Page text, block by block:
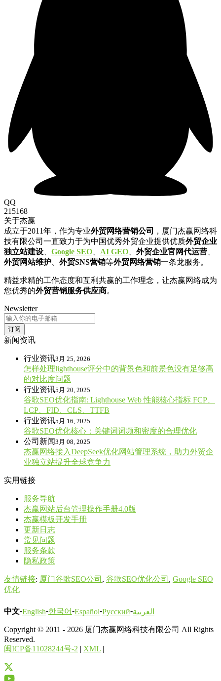
QQ
215168
关于杰赢
成立于2011年，作为专业外贸网络营销公司
，厦门杰赢网络科
技有限公司一直致力于为中国优秀外贸企业提供优质外贸企业
独立站建设
Google SEO AI GEO 外贸企业官网代运营
外贸网站维护
外贸SNS营销等外贸网络营销一条龙服务。
精益求精的工作态度和互利共赢的工作理念，让杰赢网络成为
您优秀的外贸营销服务供应商。
Newsletter
订阅
新闻资讯
行业资讯3月 25, 2026
怎样处理lighthouse评分中的背景色和前景色没有足够高
的对比度问题
行业资讯5月 20, 2025
谷歌SEO优化指南: Lighthouse Web 性能核心指标 FCP、
LCP、FID、CLS、TTFB
行业资讯5月 16, 2025
谷歌SEO优化核心：关键词词频和密度的合理优化
公司新闻3月 08, 2025
杰赢网络接入DeepSeek优化网站管理系统，助力外贸企
业独立站提升全球竞争力
实用链接
服务导航
杰赢网站后台管理操作手册4.0版
杰赢模板开发手册
更新日志
常见问题
服务条款
隐私政策
友情链接: 厦门谷歌SEO公司 , 谷歌SEO优化公司 , Google SEO
优化
中文-English-한국어-Español-Русский-العربية
Copyright © 2011 - 2026 厦门杰赢网络科技有限公司 All Rights
Reserved.
闽ICP备11028244号-2 | XML |